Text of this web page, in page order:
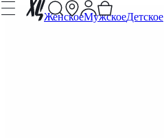
ЖенскоеМужскоеДетское